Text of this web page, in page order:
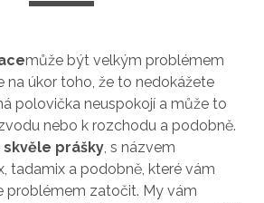
může být velkým problémem
na úkor toho, že to nedokážete
polovička neuspokojí a může to
nebo k rozchodu a podobně.
skvěle prášky, s názvem
tadamix a podobně, které vám
problémem zatočit. My vám